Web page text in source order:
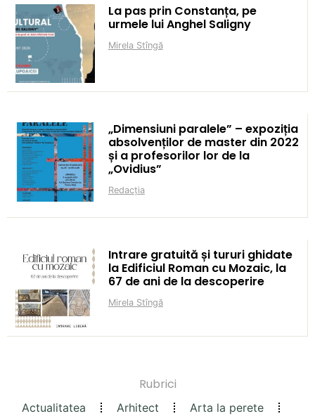
La pas prin Constanța, pe
urmele lui Anghel Saligny
Mirela Stîngă
„Dimensiuni paralele” – expoziția
absolvenților de master din 2022
și a profesorilor lor de la
„Ovidius”
Redacția
Intrare gratuită și tururi ghidate
la Edificiul Roman cu Mozaic, la
67 de ani de la descoperire
Mirela Stîngă
Rubrici
Actualitatea Arhitect
Arta la perete